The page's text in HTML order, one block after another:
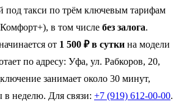
под такси по трём ключевым тарифам
в том числе без залога.
от 1 500 ₽ в сутки на модели
по адресу: Уфа, ул. Рабкоров, 20,
занимает около 30 минут,
неделю. Для связи: +7 (919) 612-00-00.